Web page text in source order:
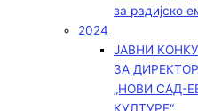
за радијско
2024
ЈАВНИ
ЗА
„НОВИ САД-